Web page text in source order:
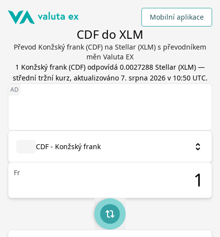
Mobilní aplikace
CDF do XLM
Převod Konžský frank (CDF) na Stellar (XLM) s převodníkem
měn Valuta EX
1 Konžský frank (CDF) odpovídá 0.0027288 Stellar (XLM) —
střední tržní kurz, aktualizováno 7. srpna 2026 v 10:50 UTC.
CDF - Konžský frank
Fr